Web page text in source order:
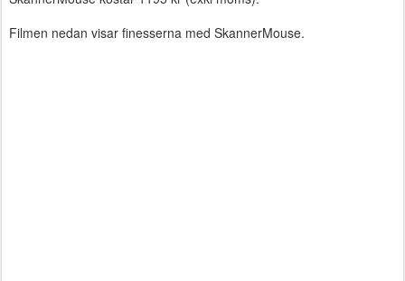
Filmen nedan visar finesserna med SkannerMouse.